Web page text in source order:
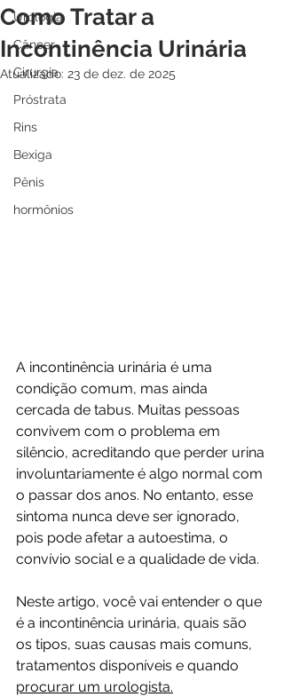
Urologia
Câncer
Cirurgia
Próstrata
Rins
Bexiga
Pênis
hormônios
Como Tratar a
Incontinência Urinária
Atualizado: 23 de dez. de 2025
A incontinência urinária é uma
condição comum, mas ainda
cercada de tabus. Muitas pessoas
convivem com o problema em
silêncio, acreditando que perder urina
involuntariamente é algo normal com
o passar dos anos. No entanto, esse
sintoma nunca deve ser ignorado,
pois pode afetar a autoestima, o
convívio social e a qualidade de vida.
Neste artigo, você vai entender o que
é a incontinência urinária, quais são
os tipos, suas causas mais comuns,
tratamentos disponíveis e quando
procurar um urologista.